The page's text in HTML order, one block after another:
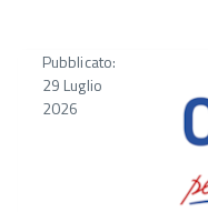
Pubblicato:
29 Luglio
2026